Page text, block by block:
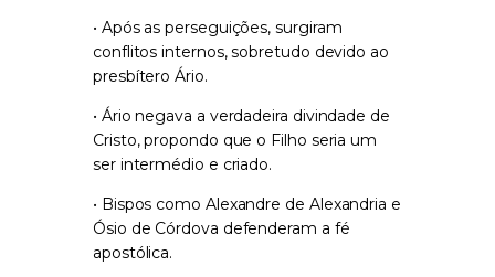
• Após as perseguições, surgiram
conflitos internos, sobretudo devido ao
presbítero Ário.
• Ário negava a verdadeira divindade de
Cristo, propondo que o Filho seria um
ser intermédio e criado.
• Bispos como Alexandre de Alexandria e
Ósio de Córdova defenderam a fé
apostólica.